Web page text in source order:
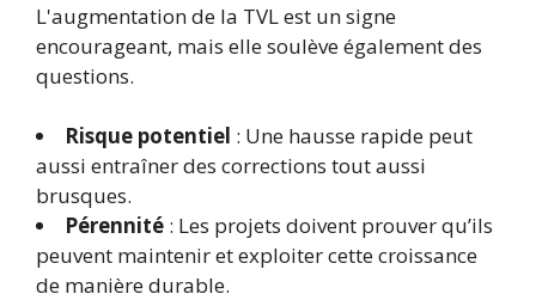
L'augmentation de la TVL est un signe
encourageant, mais elle soulève également des
questions.
Risque potentiel : Une hausse rapide peut
aussi entraîner des corrections tout aussi
brusques.
Pérennité : Les projets doivent prouver qu’ils
peuvent maintenir et exploiter cette croissance
de manière durable.